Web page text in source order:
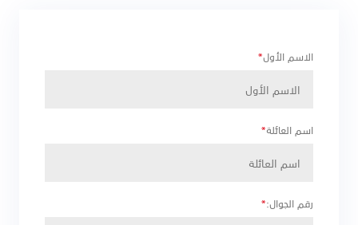
الاسم الأول*
اسم العائلة*
رقم الجوال:*